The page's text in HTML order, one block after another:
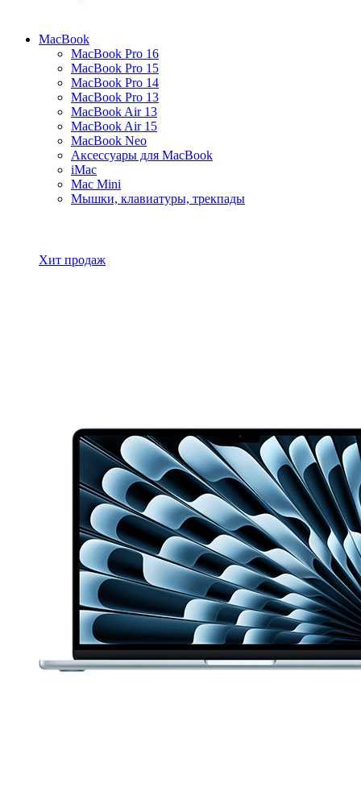
MacBook
MacBook Pro 16
MacBook Pro 15
MacBook Pro 14
MacBook Pro 13
MacBook Air 13
MacBook Air 15
MacBook Neo
Аксессуары для MacBook
iMac
Mac Mini
Мышки, клавиатуры, трекпады
Хит продаж